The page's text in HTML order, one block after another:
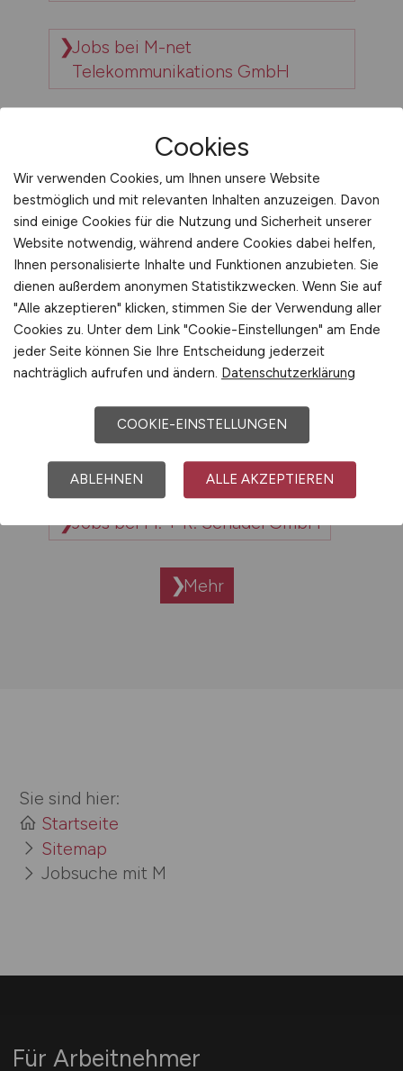
Jobs bei M-net
Telekommunikations GmbH
Jobs bei m-tec mathis technik
Jobs bei M-Tech
Elektromeisterbetrieb Murat
Öztürk
Jobs bei M-TEQ GmbH
Jobs bei M-Wert GmbH
Jobs bei M. + R. Schädel GmbH
Mehr
Sie sind hier:
Startseite
Sitemap
Jobsuche mit M
Für Arbeitnehmer
Cookies
Wir verwenden Cookies, um Ihnen unsere Website
bestmöglich und mit relevanten Inhalten anzuzeigen. Davon
sind einige Cookies für die Nutzung und Sicherheit unserer
Website notwendig, während andere Cookies dabei helfen,
Ihnen personalisierte Inhalte und Funktionen anzubieten. Sie
dienen außerdem anonymen Statistikzwecken. Wenn Sie auf
"Alle akzeptieren" klicken, stimmen Sie der Verwendung aller
Cookies zu. Unter dem Link "Cookie-Einstellungen" am Ende
jeder Seite können Sie Ihre Entscheidung jederzeit
nachträglich aufrufen und ändern. Datenschutzerklärung
COOKIE-EINSTELLUNGEN
ABLEHNEN ALLE AKZEPTIEREN